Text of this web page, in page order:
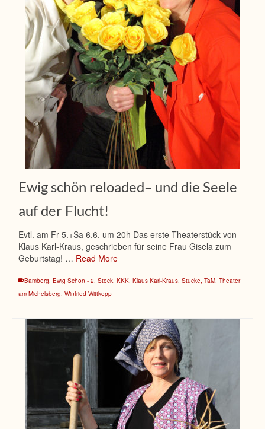
Ewig schön reloaded– und die Seele
auf der Flucht!
Evtl. am Fr 5.+Sa 6.6. um 20h Das erste Theaterstück von
Klaus Karl-Kraus, geschrieben für seine Frau Gisela zum
Geburtstag! … Read More
Bamberg, Ewig Schön - 2. Stock, KKK, Klaus Karl-Kraus, Stücke, TaM, Theater
am Michelsberg, Winfried Wittkopp